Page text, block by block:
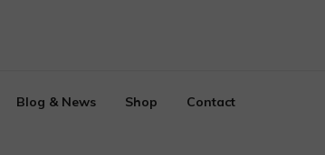
Blog & News Shop Contact